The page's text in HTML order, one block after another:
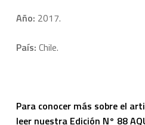
Año: 2017.
País: Chile.
Para conocer más sobre el
leer nuestra Edición N° 88